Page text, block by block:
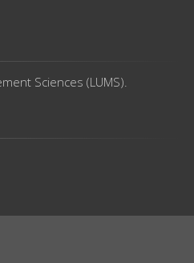
Sciences (LUMS).